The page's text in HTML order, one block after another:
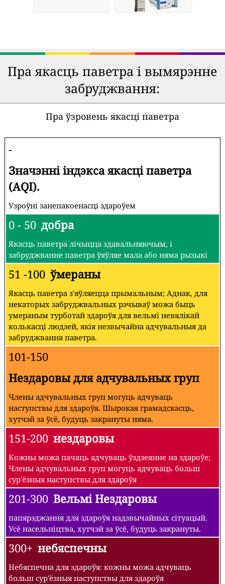
Пра якасць паветра і вымярэнне
забруджвання:
Пра ўзровень якасці паветра
-
Значэнні індэкса якасці паветра
(AQI).
Узроўні занепакоенасці здароўем
0 - 50 добра
Якасць паветра лічыцца здавальняючым, і
забруджванне паветра ўяўляе мала або няма рызыкі
51 -100 ўмераны
Якасць паветра з'яўляецца прымальным; Аднак, для
некаторых забруджвальных рэчываў можа быць
умераным турботай здароўя для вельмі невялікай
колькасці людзей, якія незвычайна адчувальныя да
забруджвання паветра.
101-150
Нездаровы для адчувальных груп
Члены адчувальных груп могуць адчуваць
наступствы для здароўя. Шырокая грамадскасць,
хутчэй за ўсё, будуць закрануты няма.
151-200 нездаровы
Кожны можа пачаць адчуваць ўздзеянне на здароўе;
Члены адчувальных груп могуць адчуваць больш
сур'ёзныя наступствы для здароўя
201-300 Вельмі Нездаровы
папярэджання для здароўя надзвычайных сітуацый.
Усё насельніцтва, хутчэй за ўсё, будуць закрануты.
300+ небяспечны
Небяспечна для здароўя: кожны можа адчуваць
больш сур'ёзныя наступствы для здароўя